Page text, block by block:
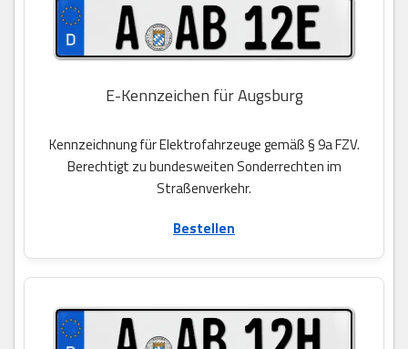
E-Kennzeichen für Augsburg
Kennzeichnung für Elektrofahrzeuge gemäß § 9a FZV.
Berechtigt zu bundesweiten Sonderrechten im
Straßenverkehr.
Bestellen